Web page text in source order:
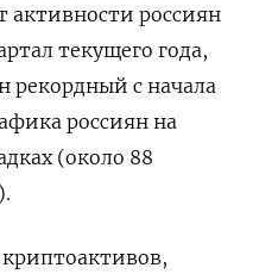
активности россиян
текущего года,
рекордный с начала
россиян на
(около 88